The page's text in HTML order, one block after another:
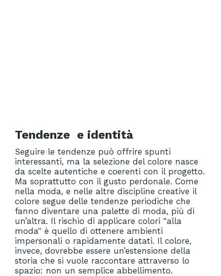
Tendenze e identità
Seguire le tendenze può offrire spunti
interessanti, ma la selezione del colore nasce
da scelte autentiche e coerenti con il progetto.
Ma soprattutto con il gusto perdonale. Come
nella moda, e nelle altre discipline creative il
colore segue delle tendenze periodiche che
fanno diventare una palette di moda, più di
un’altra. Il rischio di applicare colori "alla
moda" è quello di ottenere ambienti
impersonali o rapidamente datati. Il colore,
invece, dovrebbe essere un’estensione della
storia che si vuole raccontare attraverso lo
spazio: non un semplice abbellimento.